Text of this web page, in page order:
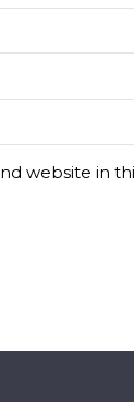
website in